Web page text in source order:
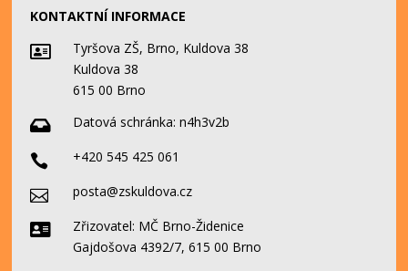
KONTAKTNÍ INFORMACE

Tyršova ZŠ, Brno, Kuldova 38
Kuldova 38
615 00 Brno
 Datová schránka:n4h3v2b
 +420 545 425 061
 posta@zskuldova.cz

Zřizovatel: MČ Brno-Židenice
Gajdošova 4392/7, 615 00 Brno